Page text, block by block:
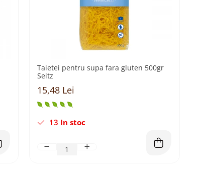
Taietei pentru supa fara gluten 500gr
Seitz
15,48 Lei
13 In stoc